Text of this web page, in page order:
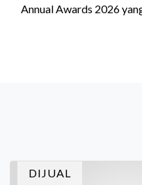
Annual Awards 2026
ini dihadiri oleh Country
Indon
DIJUAL